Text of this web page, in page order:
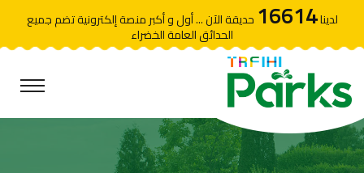
لدينا16614 حديقة الآن ... أول و أكبر منصة إلكترونية تضم جميع
الحدائق العامة الخضراء